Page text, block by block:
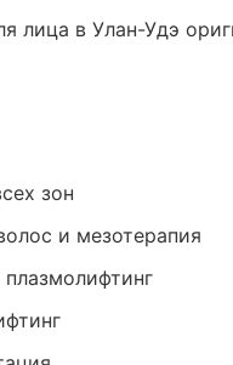
лица в Улан-Удэ
зон
и мезотерапия